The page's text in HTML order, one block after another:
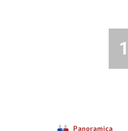
Panoramica